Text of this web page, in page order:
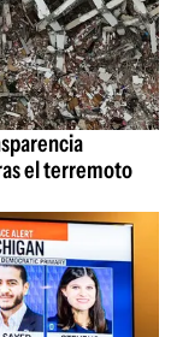
el terremoto